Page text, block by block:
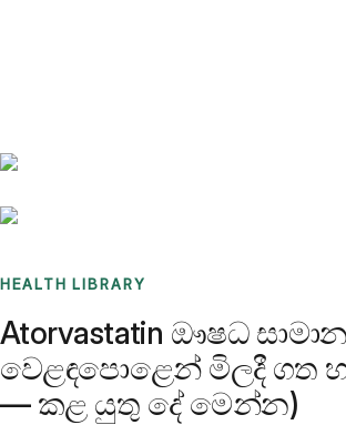
HEALTH LIBRARY
Atorvastatin ඖෂධ
වෙළඳපොළෙන් මිලදී ගත
— කළ යුතු දේ මෙන්න)